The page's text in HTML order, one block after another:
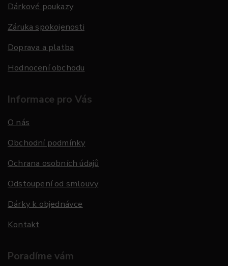
Dárkové poukazy
Záruka spokojenosti
Doprava a platba
Hodnocení obchodu
Informace pro Vás
O nás
Obchodní podmínky
Ochrana osobních údajů
Odstoupení od smlouvy
Dárky k objednávce
Kontakt
Poradíme vám